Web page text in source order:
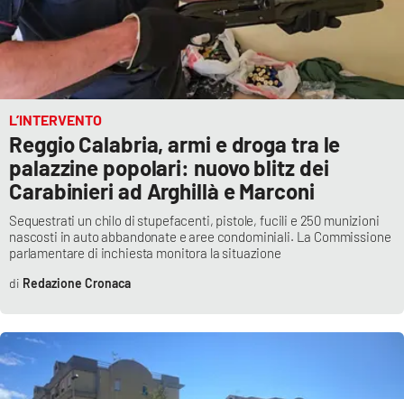
Lamezia Terme
PROGETTI
SPECIALI
Buona Sanità Calabria
LA
Destinazioni
Food
Storie
L’INTERVENTO
Reggio Calabria, armi e droga tra le
palazzine popolari: nuovo blitz dei
Carabinieri ad Arghillà e Marconi
Sequestrati un chilo di stupefacenti, pistole, fucili e 250 munizioni
nascosti in auto abbandonate e aree condominiali. La Commissione
parlamentare di inchiesta monitora la situazione
Redazione Cronaca